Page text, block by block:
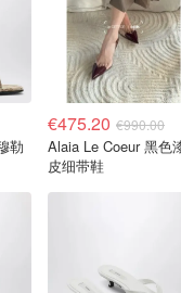
€475.20 €990.00
Alaia Le Coeur 黑色漆
皮细带鞋